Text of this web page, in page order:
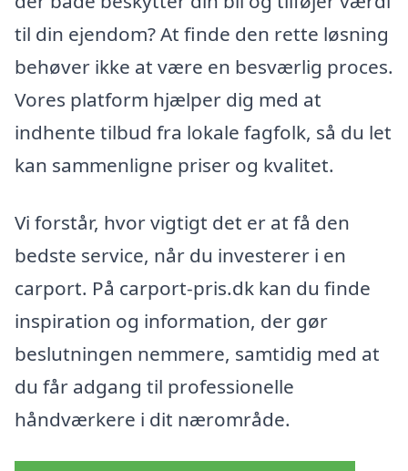
til din ejendom? At finde den rette løsning
behøver ikke at være en besværlig proces.
Vores platform hjælper dig med at
indhente tilbud fra lokale fagfolk, så du let
kan sammenligne priser og kvalitet.
Vi forstår, hvor vigtigt det er at få den
bedste service, når du investerer i en
carport. På carport-pris.dk kan du finde
inspiration og information, der gør
beslutningen nemmere, samtidig med at
du får adgang til professionelle
håndværkere i dit nærområde.